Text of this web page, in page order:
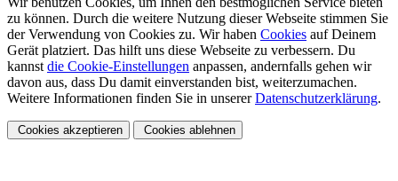
zu können. Durch die weitere Nutzung dieser Webseite stimmen Sie
der Verwendung von Cookies zu. Wir haben Cookies auf Deinem
Gerät platziert. Das hilft uns diese Webseite zu verbessern. Du
kannstdie Cookie-Einstellungen anpassen, andernfalls gehen wir
davon aus, dass Du damit einverstanden bist, weiterzumachen.
Weitere Informationen finden Sie in unsererDatenschutzerklärung.
Cookies akzeptieren Cookies ablehnen